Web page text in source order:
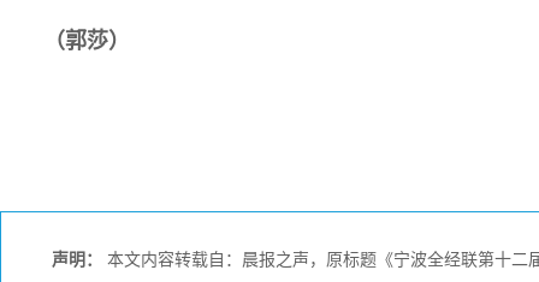
（郭莎）
声明： 本文内容转载自：晨报之声，原标题《宁波全经联第十